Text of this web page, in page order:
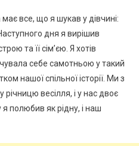
все, що я шукав у дівчині:
дня я вирішив
та її сім’єю. Я хотів
себе самотньою у такий
нашої спільної історії. Ми з
річницю весілля, і у нас двоє
я полюбив як рідну, і наш